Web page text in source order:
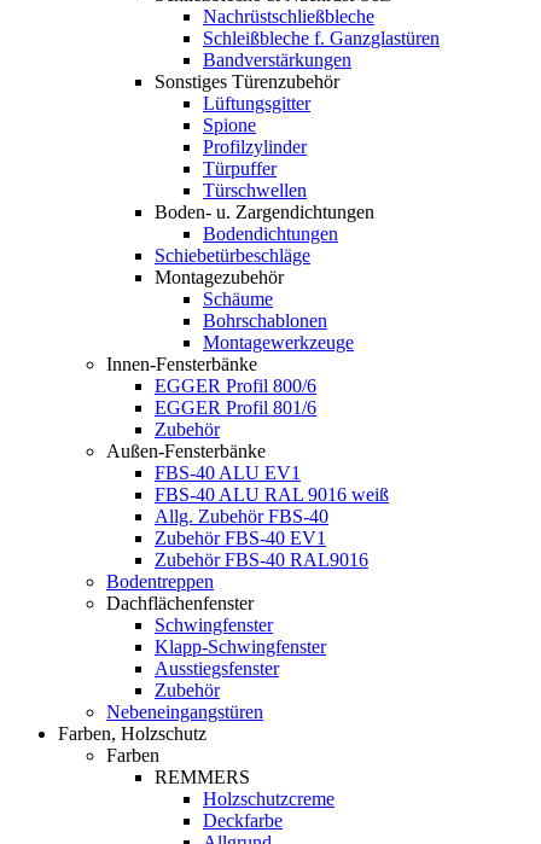
Nachrüstschließbleche
Schleißbleche f. Ganzglastüren
Bandverstärkungen
Sonstiges Türenzubehör
Lüftungsgitter
Spione
Profilzylinder
Türpuffer
Türschwellen
Boden- u. Zargendichtungen
Bodendichtungen
Schiebetürbeschläge
Montagezubehör
Schäume
Bohrschablonen
Montagewerkzeuge
Innen-Fensterbänke
EGGER Profil 800/6
EGGER Profil 801/6
Zubehör
Außen-Fensterbänke
FBS-40 ALU EV1
FBS-40 ALU RAL 9016 weiß
Allg. Zubehör FBS-40
Zubehör FBS-40 EV1
Zubehör FBS-40 RAL9016
Bodentreppen
Dachflächenfenster
Schwingfenster
Klapp-Schwingfenster
Ausstiegsfenster
Zubehör
Nebeneingangstüren
Farben, Holzschutz
Farben
REMMERS
Holzschutzcreme
Deckfarbe